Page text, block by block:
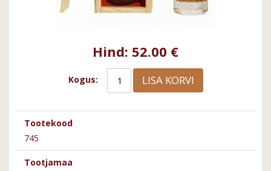
Hind: 52.00 €
Kogus: LISA KORVI
Tootekood
745
Tootjamaa